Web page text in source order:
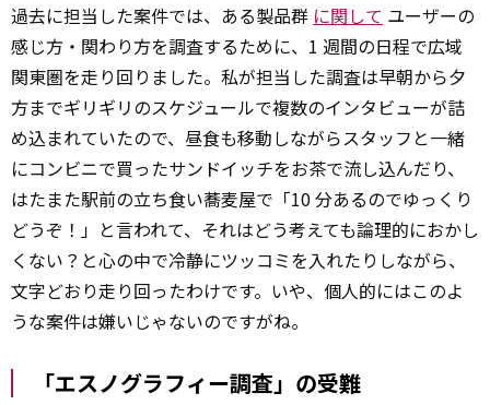
過去に担当した案件では、ある製品群 に関して ユーザーの
感じ方・関わり方を調査するために、1 週間の日程で広域
関東圏を走り回りました。私が担当した調査は早朝から夕
方までギリギリのスケジュールで複数のインタビューが詰
め込まれていたので、昼食も移動しながらスタッフと一緒
にコンビニで買ったサンドイッチをお茶で流し込んだり、
はたまた駅前の立ち食い蕎麦屋で「10 分あるのでゆっくり
どうぞ！」と言われて、それはどう考えても論理的におかし
くない？と心の中で冷静にツッコミを入れたりしながら、
文字どおり走り回ったわけです。いや、個人的にはこのよ
うな案件は嫌いじゃないのですがね。
「エスノグラフィー調査」の受難